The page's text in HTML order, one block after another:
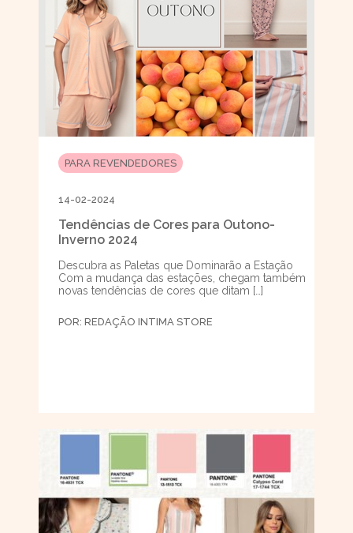
PARA REVENDEDORES
14-02-2024
Tendências de Cores para Outono-
Inverno 2024
Descubra as Paletas que Dominarão a Estação
Com a mudança das estações, chegam também
novas tendências de cores que ditam […]
POR: REDAÇÃO INTIMA STORE